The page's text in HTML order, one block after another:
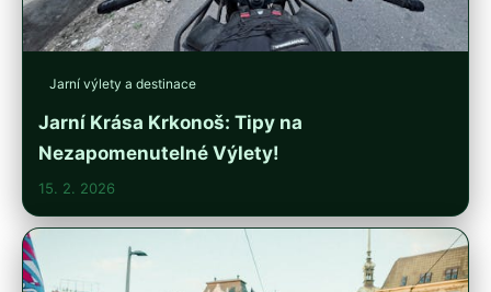
Jarní výlety a destinace
Jarní Krása Krkonoš: Tipy na
Nezapomenutelné Výlety!
15. 2. 2026